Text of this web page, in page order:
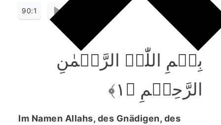
90:1
بِسۡمِ اللّٰہِ الرَّحۡمٰنِ
الرَّحِیۡمِ ﴿۱﴾
Im Namen Allahs, des Gnädigen, des